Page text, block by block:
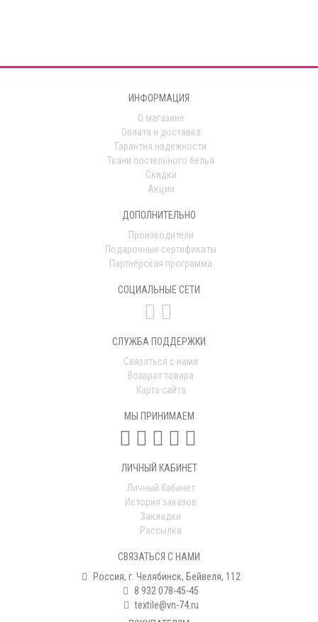
ИНФОРМАЦИЯ
О магазине
Оплата и доставка
Гарантия надежности
Ткани постельного белья
Скидки
Акции
ДОПОЛНИТЕЛЬНО
Производители
Подарочные сертификаты
Партнёрская программа
СОЦИАЛЬНЫЕ СЕТИ
СЛУЖБА ПОДДЕРЖКИ
Связаться с нами
Возврат товара
Карта сайта
МЫ ПРИНИМАЕМ
ЛИЧНЫЙ КАБИНЕТ
Личный Кабинет
История заказов
Закладки
Рассылка
СВЯЗАТЬСЯ С НАМИ
Россия, г. Челябинск, Бейвеля, 112
8 932 078-45-45
textile@vn-74.ru